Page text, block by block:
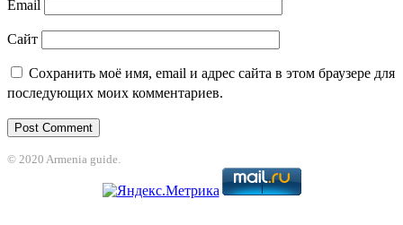
Email
Сайт
Сохранить моё имя, email и адрес сайта в этом браузере для
последующих моих комментариев.
© 2020 Armenia guide.